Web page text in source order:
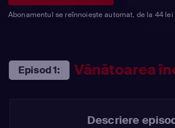
Abonamentul se reînnoiește automat, de la 44 lei
Episod 1: Vânătoarea
Descriere